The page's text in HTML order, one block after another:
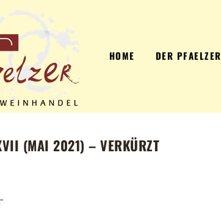
HOME DER PFAELZER
(MAI 2021) – VERKÜRZT